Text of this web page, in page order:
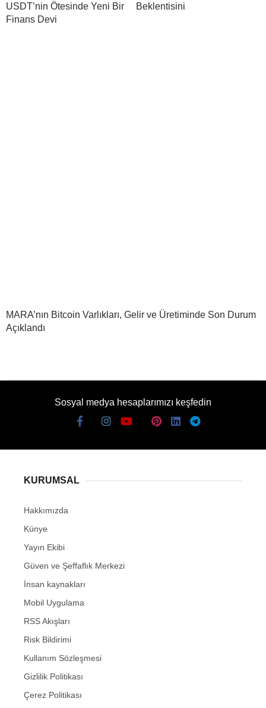
USDT’nin Ötesinde Yeni Bir
Finans Devi
Beklentisini
MARA’nın Bitcoin Varlıkları, Gelir ve Üretiminde Son Durum
Açıklandı
Sosyal medya hesaplarımızı keşfedin
KURUMSAL
Hakkımızda
Künye
Yayın Ekibi
Güven ve Şeffaflık Merkezi
İnsan kaynakları
Mobil Uygulama
RSS Akışları
Risk Bildirimi
Kullanım Sözleşmesi
Gizlilik Politikası
Çerez Politikası